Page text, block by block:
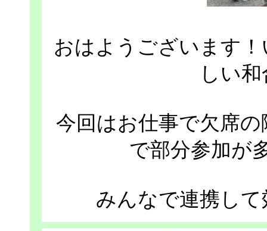
おはようございます
しい
今回はお仕事で欠席
で部分参加が
みんなで連携し